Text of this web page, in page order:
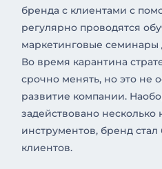
бренда с клиентами с
регулярно проводятся
маркетинговые семинары
Во время карантина
срочно менять, но это не
развитие компании.
задействовано
инструментов, бренд
клиентов.